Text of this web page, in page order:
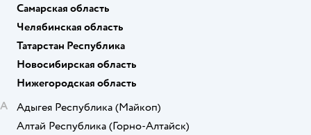
Самарская область
Челябинская область
Татарстан Республика
Новосибирская область
Нижегородская область
А
Адыгея Республика (Майкоп)
Алтай Республика (Горно-Алтайск)